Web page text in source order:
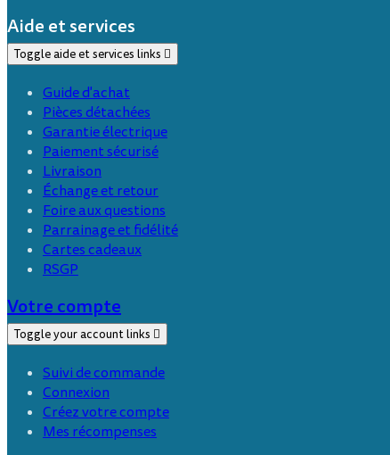
Aide et services
Toggle aide et services links 
Guide d'achat
Pièces détachées
Garantie électrique
Paiement sécurisé
Livraison
Échange et retour
Foire aux questions
Parrainage et fidélité
Cartes cadeaux
RSGP
Votre compte
Toggle your account links 
Suivi de commande
Connexion
Créez votre compte
Mes récompenses